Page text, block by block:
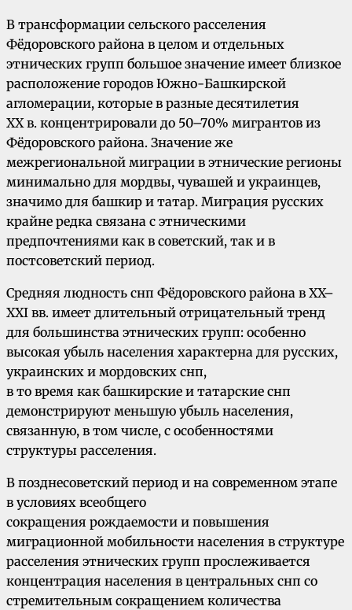
В трансформации сельского расселения
Фёдоровского района в целом и отдельных
этнических групп большое значение имеет близкое
расположение городов Южно-Башкирской
агломерации, которые в разные десятилетия
XX в. концентрировали до 50–70% мигрантов из
Фёдоровского района. Значение же
межрегиональной миграции в этнические регионы
минимально для мордвы, чувашей и украинцев,
значимо для башкир и татар. Миграция русских
крайне редка связана с этническими
предпочтениями как в советский, так и в
постсоветский период.
Средняя людность снп Фёдоровского района в XX–
XXI вв. имеет длительный отрицательный тренд
для большинства этнических групп: особенно
высокая убыль населения характерна для русских,
украинских и мордовских снп,
в то время как башкирские и татарские снп
демонстрируют меньшую убыль населения,
связанную, в том числе, с особенностями
структуры расселения.
В позднесоветский период и на современном этапе
в условиях всеобщего
сокращения рождаемости и повышения
миграционной мобильности населения в структуре
расселения этнических групп прослеживается
концентрация населения в центральных снп со
стремительным сокращением количества